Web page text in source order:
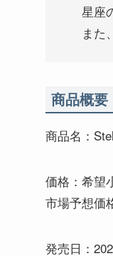
星座
また
商品概要
商品名：
価格：希望
市場予想価
発売日：